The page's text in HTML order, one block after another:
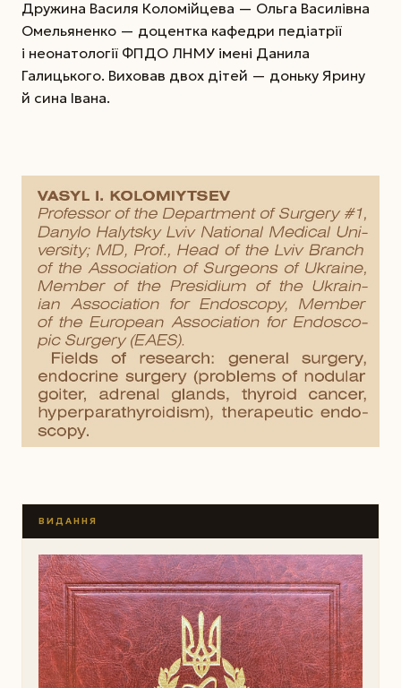
Дружина Василя Коломійцева — Ольга Василівна
Омельяненко — доцентка кафедри педіатрії
і неонатології ФПДО ЛНМУ імені Данила
Галицького. Виховав двох дітей — доньку Ярину
й сина Івана.
ВИДАННЯ